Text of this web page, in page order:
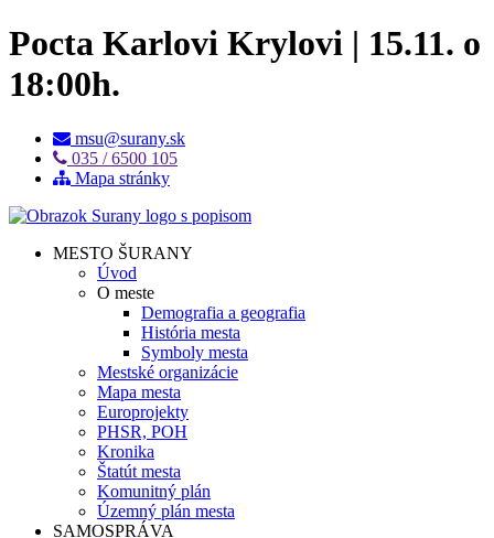
Pocta Karlovi Krylovi | 15.11. o
18:00h.
msu@surany.sk
035 / 6500 105
Mapa stránky
MESTO ŠURANY
Úvod
O meste
Demografia a geografia
História mesta
Symboly mesta
Mestské organizácie
Mapa mesta
Europrojekty
PHSR, POH
Kronika
Štatút mesta
Komunitný plán
Územný plán mesta
SAMOSPRÁVA